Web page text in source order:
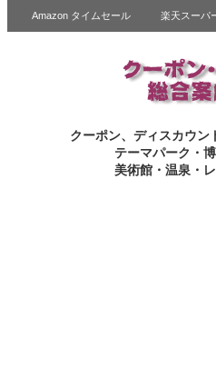
Amazon タイムセール 楽天スーパ
クーポン、ディスカウン
テーマパーク・
美術館・温泉・